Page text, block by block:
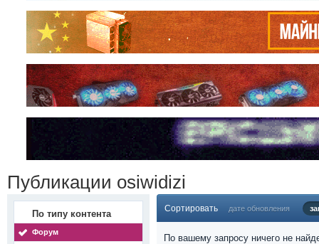
Публикации osiwidizi
По типу контента
Форум
Сортировать дате обновления
По вашему запросу ничего не